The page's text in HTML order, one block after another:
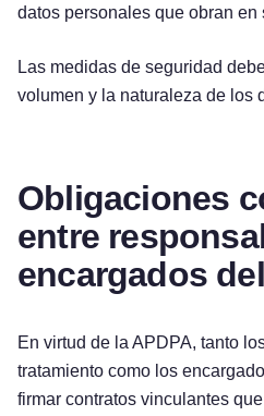
datos personales que obran en
Las medidas de seguridad
volumen y la naturaleza de los
Obligaciones
entre
encargados
En virtud de la APDPA, tanto
tratamiento como los
firmar contratos vinculantes